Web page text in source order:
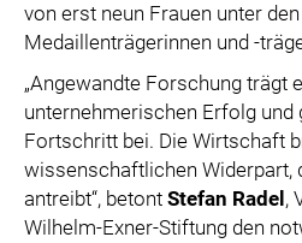
von erst neun Frauen unter
Medaillenträgerinnen und -
„Angewandte Forschung trägt
unternehmerischen Erfolg
Fortschritt bei. Die Wirtschaft
wissenschaftlichen Widerpart,
antreibt“, betont Stefan Radel ,
Wilhelm-Exner-Stiftung den